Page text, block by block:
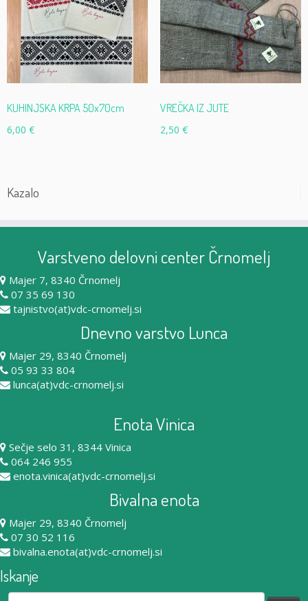
KUHINJSKA KRPA 50x70cm
6,00 €
VREČKA IZ JUTE
2,50 €
Kazalo
Varstveno delovni center Črnomelj
Majer 7, 8340 Črnomelj
07 35 69 130
tajnistvo(at)vdc-crnomelj.si
Dnevno varstvo Lunca
Majer 29, 8340 Črnomelj
05 93 33 804
lunca(at)vdc-crnomelj.si
Enota Vinica
Sečje selo 31, 8344 Vinica
064 246 955
enota.vinica(at)vdc-crnomelj.si
Bivalna enota
Majer 29, 8340 Črnomelj
07 30 52 116
bivalna.enota(at)vdc-crnomelj.si
Iskanje